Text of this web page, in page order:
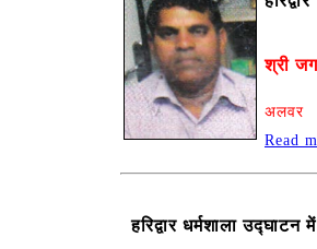
श्री
अलवर
Read
हरिद्वार धर्मशाला